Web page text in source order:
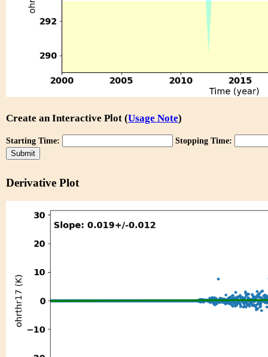
Create an Interactive Plot (Usage Note)
Starting Time: Stopping Time:
Derivative Plot